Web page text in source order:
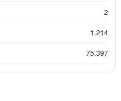
2
1.214
75.397